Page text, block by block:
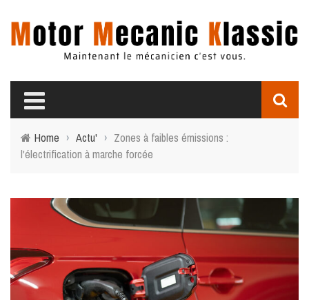
Home › Actu' › Zones à faibles émissions :
l'électrification à marche forcée